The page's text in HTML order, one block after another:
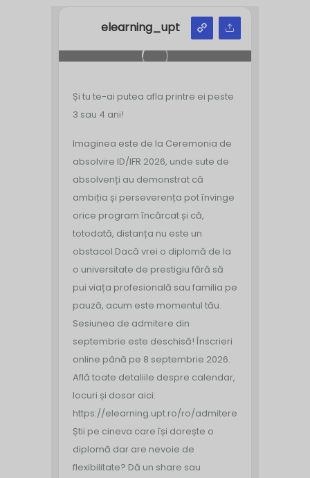
elearning_upt
Și tu te-ai putea afla printre ei peste
3 sau 4 ani!
Imaginea este de la Ceremonia de
absolvire ID/IFR 2026, unde sute de
absolvenți au demonstrat că
ambiția și perseverența pot învinge
orice program încărcat și că,
totodată, distanța nu este un
obstacol.Dacă vrei o diplomă de la
o universitate de prestigiu fără să
pui viața profesională sau familia pe
pauză, acum este momentul tău.
Sesiunea de admitere din
septembrie este deschisă! Înscrieri
online până pe 8 septembrie 2026.
Află toate detaliile despre calendar,
locuri și dosar aici:
https://elearning.upt.ro/ro/admitere/
Știi pe cineva care își dorește o
diplomă dar are nevoie de
flexibilitate? Dă un share sau